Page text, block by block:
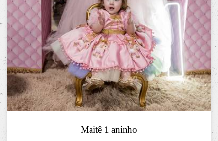
Maitê 1 aninho